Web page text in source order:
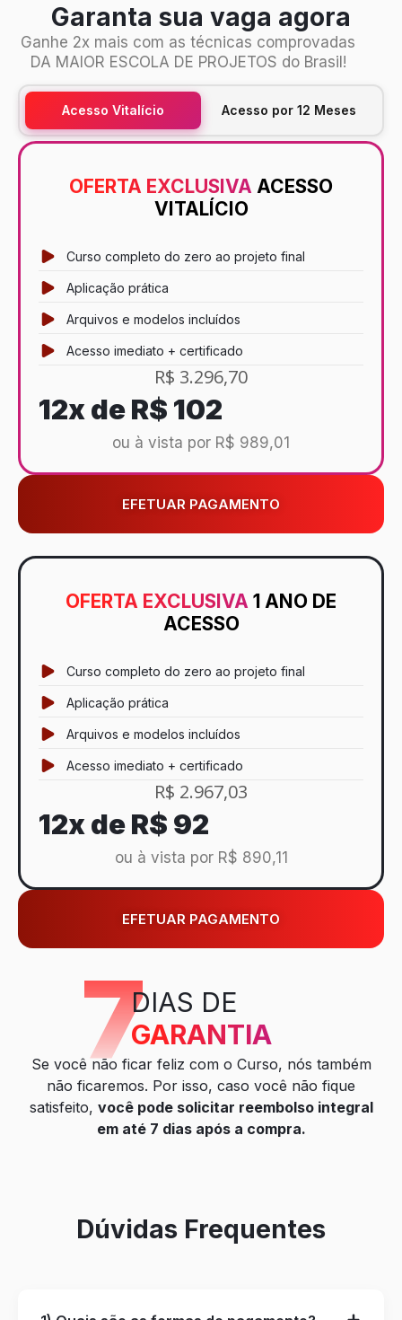
Garanta sua vaga agora
Ganhe 2x mais com as técnicas comprovadas
DA MAIOR ESCOLA DE PROJETOS do Brasil!
Acesso Vitalício Acesso por 12 Meses
OFERTA EXCLUSIVA ACESSO
VITALÍCIO
Curso completo do zero ao projeto final
Aplicação prática
Arquivos e modelos incluídos
Acesso imediato + certificado
R$ 3.296,70
12x deR$ 102
ou à vista por R$ 989,01
EFETUAR PAGAMENTO
OFERTA EXCLUSIVA 1 ANO DE
ACESSO
Curso completo do zero ao projeto final
Aplicação prática
Arquivos e modelos incluídos
Acesso imediato + certificado
R$ 2.967,03
12x deR$ 92
ou à vista por R$ 890,11
EFETUAR PAGAMENTO
7DIAS DE
GARANTIA
Se você não ficar feliz com o Curso, nós também
não ficaremos. Por isso, caso você não fique
satisfeito, você pode solicitar reembolso integral
em até 7 dias após a compra.
Dúvidas Frequentes